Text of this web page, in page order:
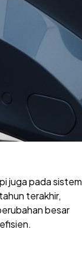
juga pada sistem
terakhir,
besar